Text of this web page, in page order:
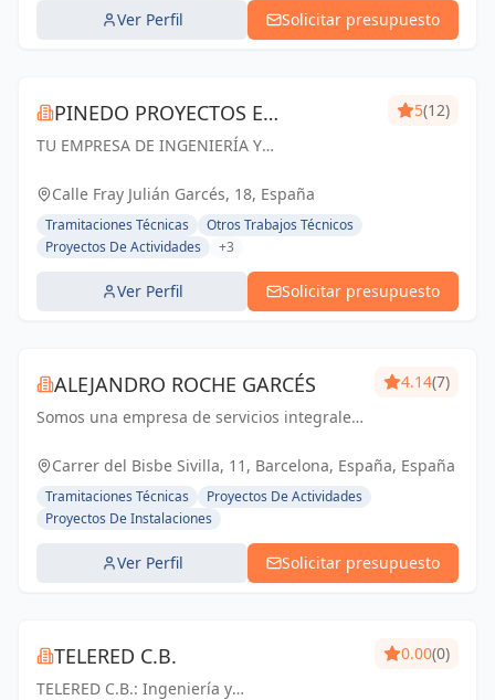
Ver Perfil Solicitar presupuesto
PINEDO PROYECTOS E
INGENIERÍA
TU EMPRESA DE INGENIERÍA Y
en Proyectos de Ingeniería y Arquitectura,
Licencias de apertura y Gestión de Obras
5(12)
Calle Fray Julián Garcés, 18, España
Tramitaciones Técnicas
Otros Trabajos Técnicos
Proyectos De Actividades
+3
Ver Perfil Solicitar presupuesto
ALEJANDRO ROCHE GARCÉS
Somos una empresa de servicios integrales
necesidades técnicas de nuestr@s clientes
conocimie...
4.14(7)
Carrer del Bisbe Sivilla, 11, Barcelona, España, España
Tramitaciones Técnicas
Proyectos De Actividades
Proyectos De Instalaciones
Ver Perfil Solicitar presupuesto
TELERED C.B.
TELERED C.B.: Ingeniería y
0.00(0)